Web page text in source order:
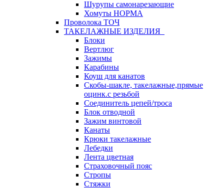
Шурупы самонарезающие
Хомуты НОРМА
Проволока ТОЧ
ТАКЕЛАЖНЫЕ ИЗДЕЛИЯ
Блоки
Вертлюг
Зажимы
Карабины
Коуш для канатов
Скобы-шакле, такелажные,прямые
оцинк.с резьбой
Соединитель цепей/троса
Блок отводной
Зажим винтовой
Канаты
Крюки такелажные
Лебедки
Лента цветная
Страховочный пояс
Стропы
Стяжки